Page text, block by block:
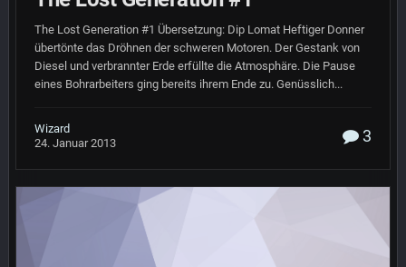
The Lost Generation #1 Übersetzung: Dip Lomat Heftiger Donner
übertönte das Dröhnen der schweren Motoren. Der Gestank von
Diesel und verbrannter Erde erfüllte die Atmosphäre. Die Pause
eines Bohrarbeiters ging bereits ihrem Ende zu. Genüsslich...
Wizard
24. Januar 2013
3